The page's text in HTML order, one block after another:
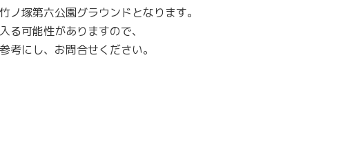
塚第六公園グラウンドとなります。
る可能性がありますので、
考にし、お問合せください。